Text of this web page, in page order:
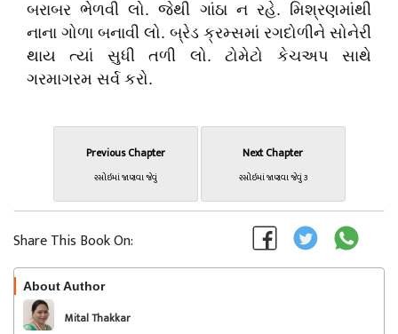
બરાબર ભેળવી લો. જેથી ગાંઠા ન રહે. મિશ્રણમાંથી
નાના ગોળા બનાવી લો. બ્રેડ ક્રમ્સમાં રગદોળીને સોનેરી
થાય ત્યાં સુધી તળી લો. ટોમેટો કેચઅપ સાથે
ગરમાગરમ સર્વ કરો.
Previous Chapter
રસોઇમાં જાણવા જેવું
Next Chapter
રસોઇમાં જાણવા જેવું ૩
Share This Book On:
About Author
Mital Thakkar